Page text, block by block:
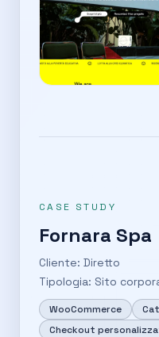
CASE STUDY
Fornara Spa
Cliente: Diretto
Tipologia: Sito
WooCommerce
Checkout